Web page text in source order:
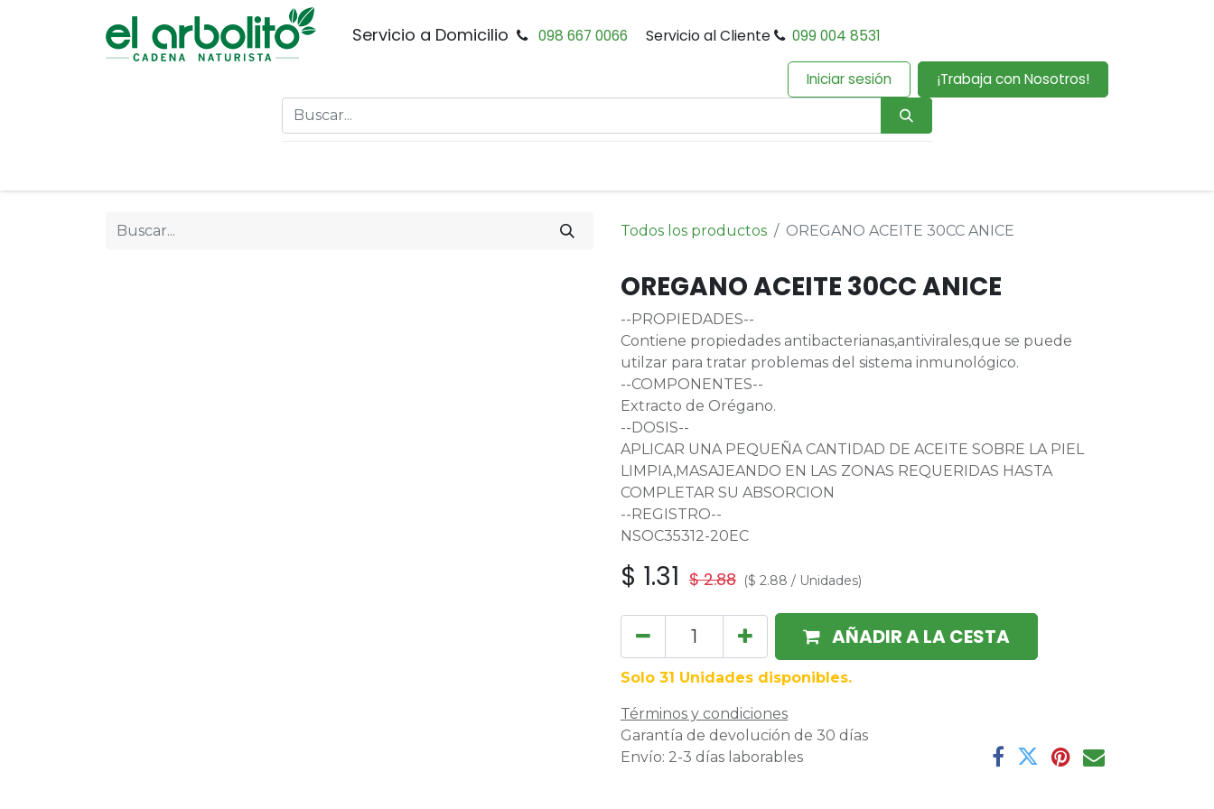
Servicio a Domicilio 098 667 0066 Servicio al Cliente 099 004 8531
Iniciar sesión ¡Trabaja con Nosotros!
Todos los productos OREGANO ACEITE 30CC ANICE
OREGANO ACEITE 30CC ANICE
--PROPIEDADES--
Contiene propiedades antibacterianas,antivirales,que se puede
utilzar para tratar problemas del sistema inmunológico.
--COMPONENTES--
Extracto de Orégano.
--DOSIS--
APLICAR UNA PEQUEÑA CANTIDAD DE ACEITE SOBRE LA PIEL
LIMPIA,MASAJEANDO EN LAS ZONAS REQUERIDAS HASTA
COMPLETAR SU ABSORCION
--REGISTRO--
NSOC35312-20EC
$ 1.31 $2.88 ($ 2.88 / Unidades)
AÑADIR A LA CESTA
Solo 31 Unidades disponibles.
Términos y condiciones
Garantía de devolución de 30 días
Envío: 2-3 días laborables